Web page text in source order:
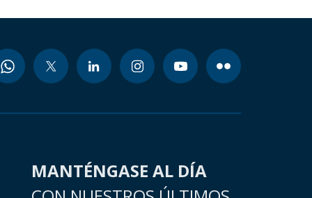
MANTÉNGASE AL DÍA